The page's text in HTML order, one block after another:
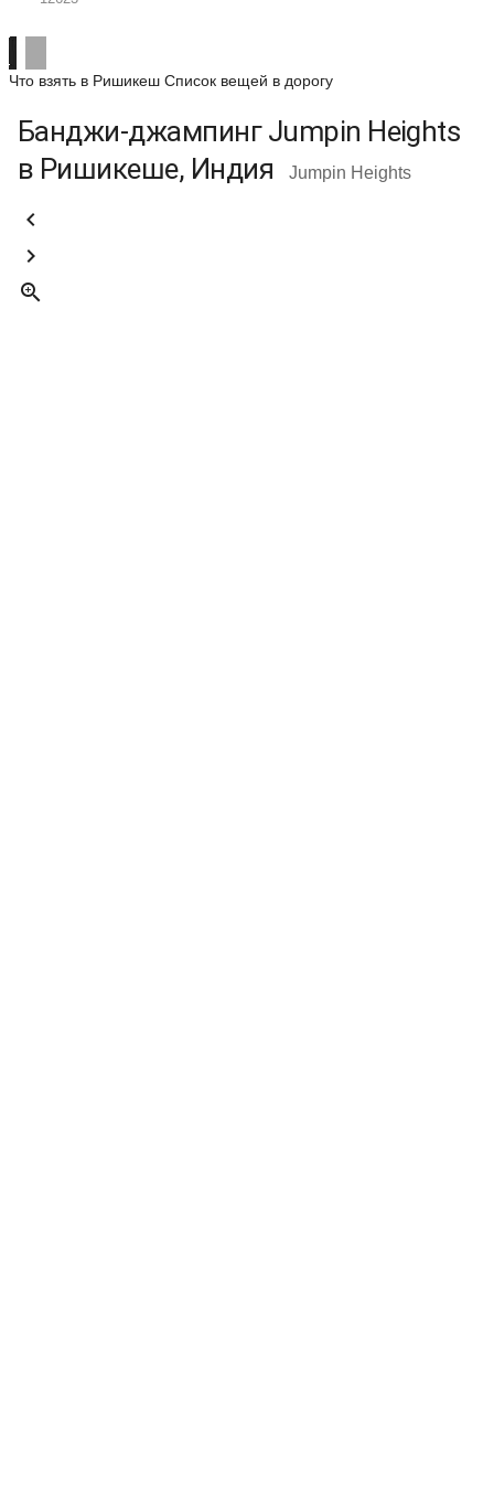
Что взять в Ришикеш Список вещей в дорогу
Банджи-джампинг Jumpin Heights
в Ришикеше, Индия
Jumpin Heights


